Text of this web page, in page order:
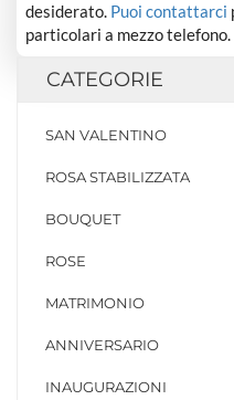
desiderato. Puoi contattarci
particolari a mezzo telefono.
CATEGORIE
SAN VALENTINO
ROSA STABILIZZATA
BOUQUET
ROSE
MATRIMONIO
ANNIVERSARIO
INAUGURAZIONI